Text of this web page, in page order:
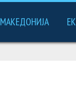
МАКЕДОНИЈА